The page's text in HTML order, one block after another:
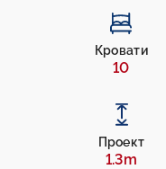
Кровати
10
Проект
1.3m